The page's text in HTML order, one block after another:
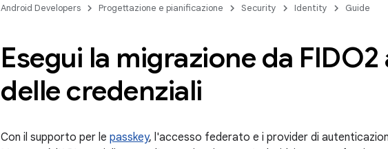
Android Developers Progettazione e pianificazione Security Identity Guide
Esegui la migrazione da
delle credenziali
Con il supporto per le passkey, l'accesso federato e i provider di